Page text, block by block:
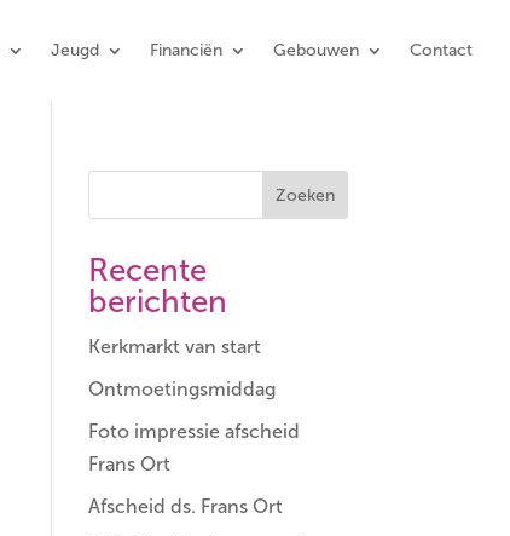
Jeugd Financiën Gebouwen Contact
Zoeken
Recente
berichten
Kerkmarkt van start
Ontmoetingsmiddag
Foto impressie afscheid
Frans Ort
Afscheid ds. Frans Ort